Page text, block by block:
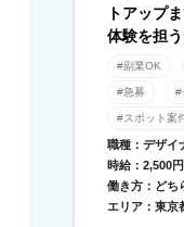
トアップ
体験を担
ター募集！
#副業OK
#急募 #
#スポット案
職種：デザイ
時給：2,500
働き方：どち
エリア：東京